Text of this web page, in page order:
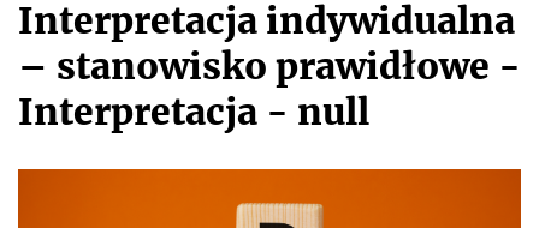
Interpretacja indywidualna
– stanowisko prawidłowe -
Interpretacja - null